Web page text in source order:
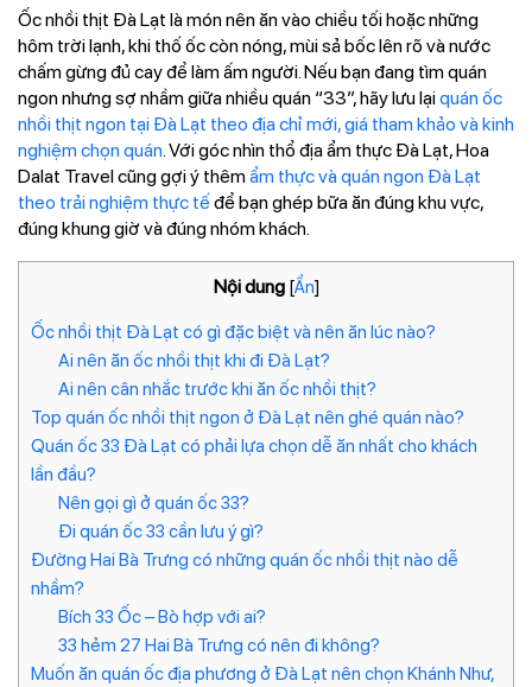
Ốc nhồi thịt Đà Lạt là món nên ăn vào chiều tối hoặc những
hôm trời lạnh, khi thố ốc còn nóng, mùi sả bốc lên rõ và nước
chấm gừng đủ cay để làm ấm người. Nếu bạn đang tìm quán
ngon nhưng sợ nhầm giữa nhiều quán “33”, hãy lưu lạiquán ốc
nhồi thịt ngon tại Đà Lạt theo địa chỉ mới, giá tham khảo và kinh
nghiệm chọn quán. Với góc nhìn thổ địa ẩm thực Đà Lạt, Hoa
Dalat Travel cũng gợi ý thêmẩm thực và quán ngon Đà Lạt
theo trải nghiệm thực tế để bạn ghép bữa ăn đúng khu vực,
đúng khung giờ và đúng nhóm khách.
Nội dung [Ẩn]
Ốc nhồi thịt Đà Lạt có gì đặc biệt và nên ăn lúc nào?
Ai nên ăn ốc nhồi thịt khi đi Đà Lạt?
Ai nên cân nhắc trước khi ăn ốc nhồi thịt?
Top quán ốc nhồi thịt ngon ở Đà Lạt nên ghé quán nào?
Quán ốc 33 Đà Lạt có phải lựa chọn dễ ăn nhất cho khách
lần đầu?
Nên gọi gì ở quán ốc 33?
Đi quán ốc 33 cần lưu ý gì?
Đường Hai Bà Trưng có những quán ốc nhồi thịt nào dễ
nhầm?
Bích 33 Ốc – Bò hợp với ai?
33 hẻm 27 Hai Bà Trưng có nên đi không?
Muốn ăn quán ốc địa phương ở Đà Lạt nên chọn Khánh Như,